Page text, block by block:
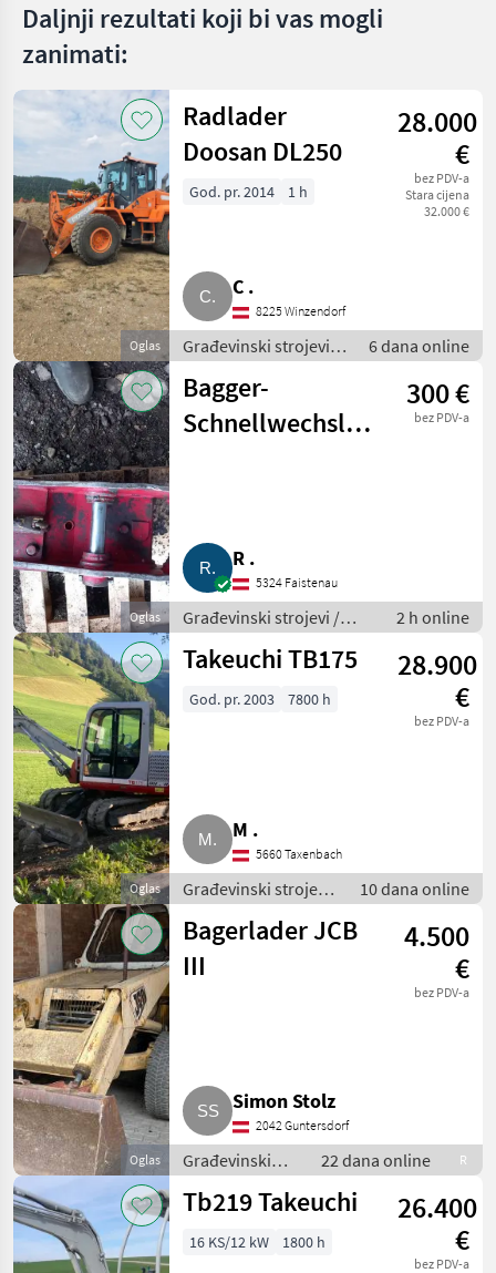
Daljnji rezultati koji bi vas mogli
zanimati:
Oglas
Radlader
Doosan DL250
28.000
€
bez PDV-a
Stara cijena
32.000 €
God. pr. 2014 1 h
C .
8225 Winzendorf
Građevinski strojevi /
Bageri točkaši
6 dana online
Oglas
Bagger-
Schnellwechsler,
300 €
bez PDV-a
R .
5324 Faistenau
Građevinski strojevi /
Minibageri
2 h online
Oglas
Takeuchi TB175
28.900
€
bez PDV-a
God. pr. 2003 7800 h
M .
5660 Taxenbach
Građevinski strojevi
/ Minibageri
10 dana online
Oglas
Bagerlader JCB
III
4.500
€
bez PDV-a
Simon Stolz
2042 Guntersdorf
Građevinski
strojevi / Bageri
točkaši
22 dana online R
Tb219 Takeuchi
26.400
€
bez PDV-a
16 KS/12 kW 1800 h